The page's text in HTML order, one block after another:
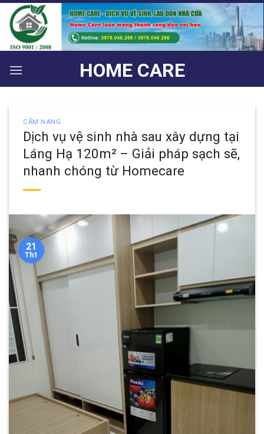
Bỏ
qua
nội
dung
HOME CARE
CẨM NANG
Dịch vụ vệ sinh nhà sau xây dựng tại
Láng Hạ 120m² – Giải pháp sạch sẽ,
nhanh chóng từ Homecare
21
Th1